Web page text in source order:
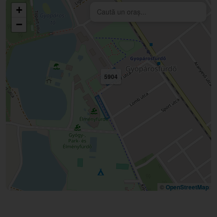
5904
+
−
© OpenStreetMap